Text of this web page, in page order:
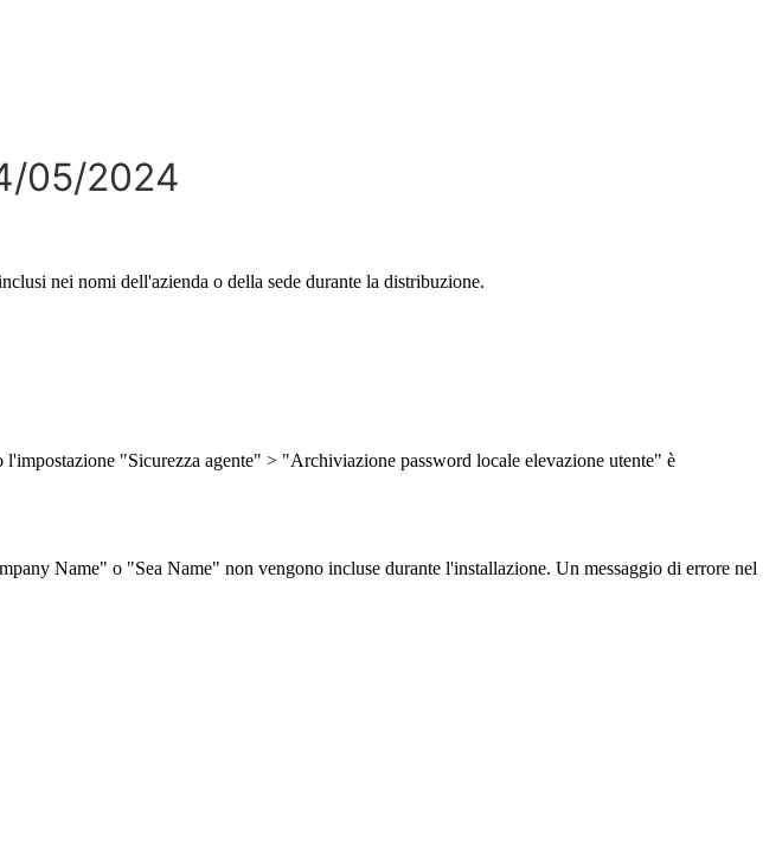
/05/2024
nei nomi dell'azienda o della sede durante la distribuzione.
l'impostazione "Sicurezza agente" > "Archiviazione password locale elevazione utente" è
Name" o "Sea Name" non vengono incluse durante l'installazione. Un messaggio di errore nel